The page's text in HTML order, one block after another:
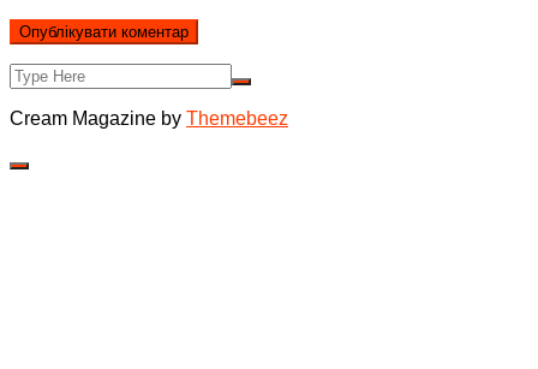
Cream Magazine by Themebeez